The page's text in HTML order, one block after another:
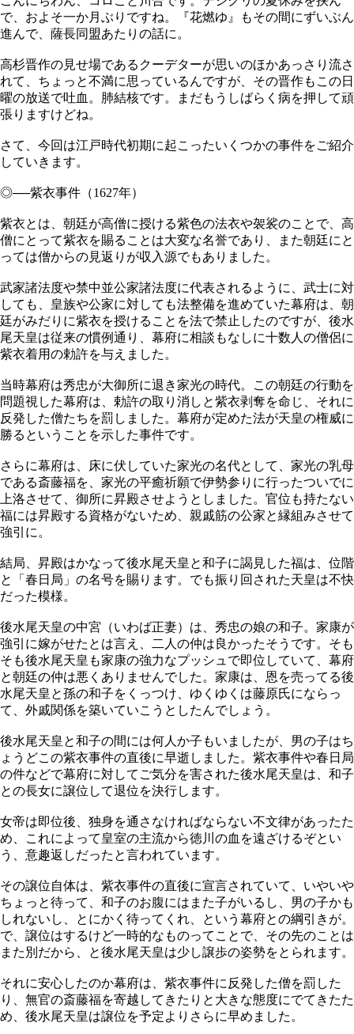
で、およそ一か月ぶりですね。『花燃ゆ』もその間にずいぶん
進んで、薩長同盟あたりの話に。
高杉晋作の見せ場であるクーデターが思いのほかあっさり流さ
れて、ちょっと不満に思っているんですが、その晋作もこの日
曜の放送で吐血。肺結核です。まだもうしばらく病を押して頑
張りますけどね。
さて、今回は江戸時代初期に起こったいくつかの事件をご紹介
していきます。
◎──紫衣事件（1627年）
紫衣とは、朝廷が高僧に授ける紫色の法衣や袈裟のことで、高
僧にとって紫衣を賜ることは大変な名誉であり、また朝廷にと
っては僧からの見返りが収入源でもありました。
武家諸法度や禁中並公家諸法度に代表されるように、武士に対
しても、皇族や公家に対しても法整備を進めていた幕府は、朝
廷がみだりに紫衣を授けることを法で禁止したのですが、後水
尾天皇は従来の慣例通り、幕府に相談もなしに十数人の僧侶に
紫衣着用の勅許を与えました。
当時幕府は秀忠が大御所に退き家光の時代。この朝廷の行動を
問題視した幕府は、勅許の取り消しと紫衣剥奪を命じ、それに
反発した僧たちを罰しました。幕府が定めた法が天皇の権威に
勝るということを示した事件です。
さらに幕府は、床に伏していた家光の名代として、家光の乳母
である斎藤福を、家光の平癒祈願で伊勢参りに行ったついでに
上洛させて、御所に昇殿させようとしました。官位も持たない
福には昇殿する資格がないため、親戚筋の公家と縁組みさせて
強引に。
結局、昇殿はかなって後水尾天皇と和子に謁見した福は、位階
と「春日局」の名号を賜ります。でも振り回された天皇は不快
だった模様。
後水尾天皇の中宮（いわば正妻）は、秀忠の娘の和子。家康が
強引に嫁がせたとは言え、二人の仲は良かったそうです。そも
そも後水尾天皇も家康の強力なプッシュで即位していて、幕府
と朝廷の仲は悪くありませんでした。家康は、恩を売ってる後
水尾天皇と孫の和子をくっつけ、ゆくゆくは藤原氏にならっ
て、外戚関係を築いていこうとしたんでしょう。
後水尾天皇と和子の間には何人か子もいましたが、男の子はち
ょうどこの紫衣事件の直後に早逝しました。紫衣事件や春日局
の件などで幕府に対してご気分を害された後水尾天皇は、和子
との長女に譲位して退位を決行します。
女帝は即位後、独身を通さなければならない不文律があったた
め、これによって皇室の主流から徳川の血を遠ざけるぞとい
う、意趣返しだったと言われています。
その譲位自体は、紫衣事件の直後に宣言されていて、いやいや
ちょっと待って、和子のお腹にはまた子がいるし、男の子かも
しれないし、とにかく待ってくれ、という幕府との綱引きが。
で、譲位はするけど一時的なものってことで、その先のことは
また別だから、と後水尾天皇は少し譲歩の姿勢をとられます。
それに安心したのか幕府は、紫衣事件に反発した僧を罰した
り、無官の斎藤福を寄越してきたりと大きな態度にでてきたた
め、後水尾天皇は譲位を予定よりさらに早めました。